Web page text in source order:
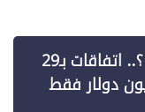
أين ذهبت قروض "عهد السيسي"؟.. اتفاقات بـ29
لقطاع الكهرباء 490 مليون دولار فقط